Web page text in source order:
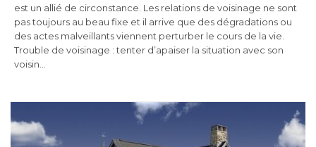
est un allié de circonstance. Les relations de voisinage ne sont
pas toujours au beau fixe et il arrive que des dégradations ou
des actes malveillants viennent perturber le cours de la vie.
Trouble de voisinage : tenter d’apaiser la situation avec son
voisin…